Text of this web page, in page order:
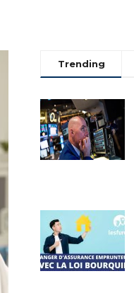
Trending